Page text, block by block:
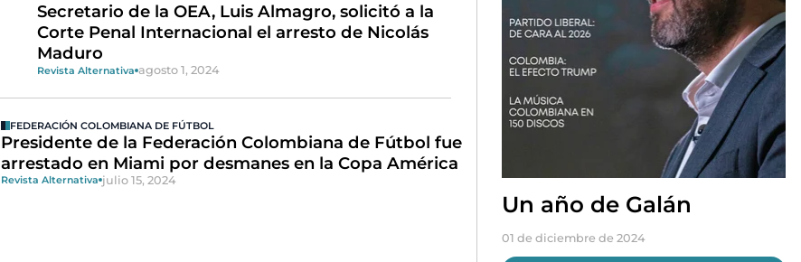
Secretario de la OEA, Luis Almagro, solicitó a la
Corte Penal Internacional el arresto de Nicolás
Maduro
Revista Alternativa agosto 1, 2024
FEDERACIÓN COLOMBIANA DE FÚTBOL
Presidente de la Federación Colombiana de Fútbol fue
arrestado en Miami por desmanes en la Copa América
Revista Alternativa julio 15, 2024
Un año de Galán
01 de diciembre de 2024